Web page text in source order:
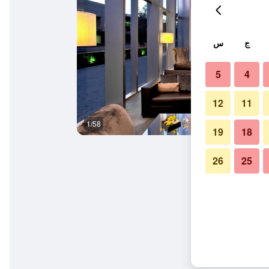
1/58
ج س
4
5
11
12
18
19
25
26